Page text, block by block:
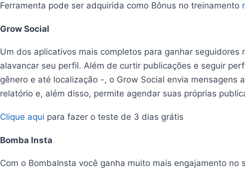
Ferramenta pode ser adquirida como Bônus no treinamento
Grow Social
Um dos aplicativos mais completos para ganhar
alavancar seu perfil. Além de curtir publicações e seguir
gênero e até localização -, o Grow Social envia
relatório e, além disso, permite agendar suas próprias
Clique aqui para fazer o teste de 3 dias grátis
Bomba Insta
Com o BombaInsta você ganha muito mais engajamento